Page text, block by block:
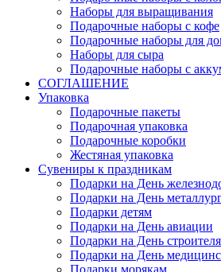
Наборы для выращивания
Подарочные наборы с кофе
Подарочные наборы для
Наборы для сыра
Подарочные наборы с
СОГЛАШЕНИЕ
Упаковка
Подарочные пакеты
Подарочная упаковка
Подарочные коробки
Жестяная упаковка
Сувениры к праздникам
Подарки на День
Подарки на День
Подарки детям
Подарки на День авиации
Подарки на День строителя
Подарки на День
Подарки морякам